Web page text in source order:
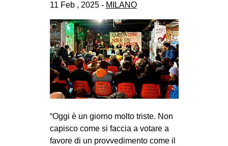
CSOA LAMBRETTA
MSM
STUDENTI TSUNAMI
ZAM
MOBILITAZIONI
SPAZI
11 Feb , 2025 - MILANO
“Oggi è un giorno molto triste. Non
capisco come si faccia a votare a
favore di un provvedimento come il